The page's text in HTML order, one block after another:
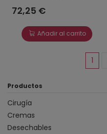
72,25 €
Añadir al carrito
1
Productos
Cirugía
Cremas
Desechables